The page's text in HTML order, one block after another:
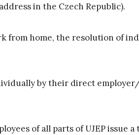
in the Czech Republic).
from home, the resolution of
by their direct
of all parts of UJEP issue